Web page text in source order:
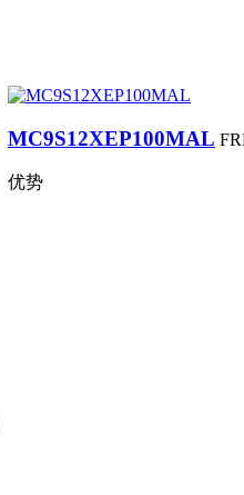
MC9S12XEP100MAL
优势